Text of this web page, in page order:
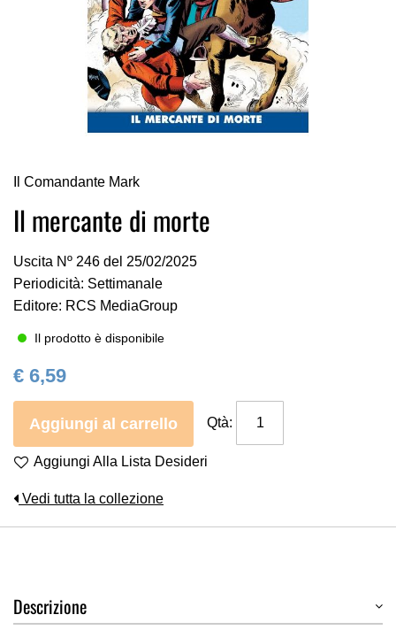
all'inizio
della
galleria
immagini
Il Comandante Mark
Il mercante di morte
Uscita Nº 246 del 25/02/2025
Periodicità: Settimanale
Editore: RCS MediaGroup
Il prodotto è disponibile
€ 6,59
Aggiungi al carrello Qtà:
Aggiungi Alla Lista Desideri
Vedi tutta la collezione
Descrizione